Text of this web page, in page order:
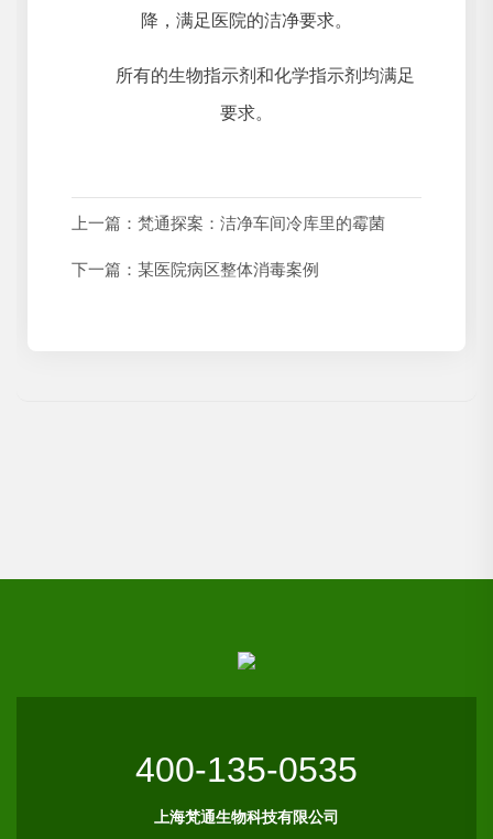
降，满足医院的洁净要求。
所有的生物指示剂和化学指示剂均满足
要求。
上一篇： 梵通探案：洁净车间冷库里的霉菌
下一篇： 某医院病区整体消毒案例
400-135-0535
上海梵通生物科技有限公司